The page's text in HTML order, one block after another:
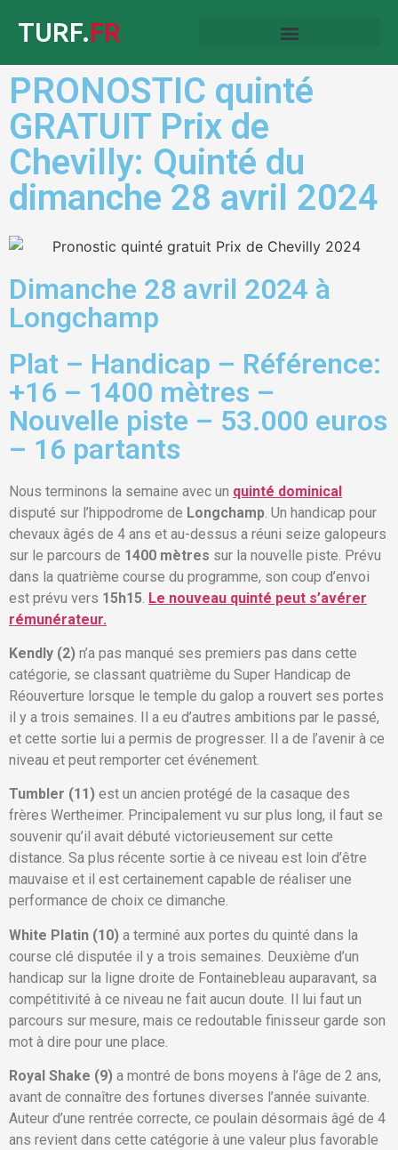
TURF.FR
PRONOSTIC quinté
GRATUIT Prix de
Chevilly: Quinté du
dimanche 28 avril 2024
Dimanche 28 avril 2024 à
Longchamp
Plat – Handicap – Référence:
+16 – 1400 mètres –
Nouvelle piste – 53.000 euros
– 16 partants
Nous terminons la semaine avec un quinté dominical
disputé sur l’hippodrome de Longchamp . Un handicap pour
chevaux âgés de 4 ans et au-dessus a réuni seize galopeurs
sur le parcours de 1400 mètres sur la nouvelle piste. Prévu
dans la quatrième course du programme, son coup d’envoi
est prévu vers 15h15 Le nouveau quinté peut s’avérer
rémunérateur.
Kendly (2) n’a pas manqué ses premiers pas dans cette
catégorie, se classant quatrième du Super Handicap de
Réouverture lorsque le temple du galop a rouvert ses portes
il y a trois semaines. Il a eu d’autres ambitions par le passé,
et cette sortie lui a permis de progresser. Il a de l’avenir à ce
niveau et peut remporter cet événement.
Tumbler (11) est un ancien protégé de la casaque des
frères Wertheimer. Principalement vu sur plus long, il faut se
souvenir qu’il avait débuté victorieusement sur cette
distance. Sa plus récente sortie à ce niveau est loin d’être
mauvaise et il est certainement capable de réaliser une
performance de choix ce dimanche.
White Platin (10) a terminé aux portes du quinté dans la
course clé disputée il y a trois semaines. Deuxième d’un
handicap sur la ligne droite de Fontainebleau auparavant, sa
compétitivité à ce niveau ne fait aucun doute. Il lui faut un
parcours sur mesure, mais ce redoutable finisseur garde son
mot à dire pour une place.
Royal Shake (9) a montré de bons moyens à l’âge de 2 ans,
avant de connaître des fortunes diverses l’année suivante.
Auteur d’une rentrée correcte, ce poulain désormais âgé de 4
ans revient dans cette catégorie à une valeur plus favorable